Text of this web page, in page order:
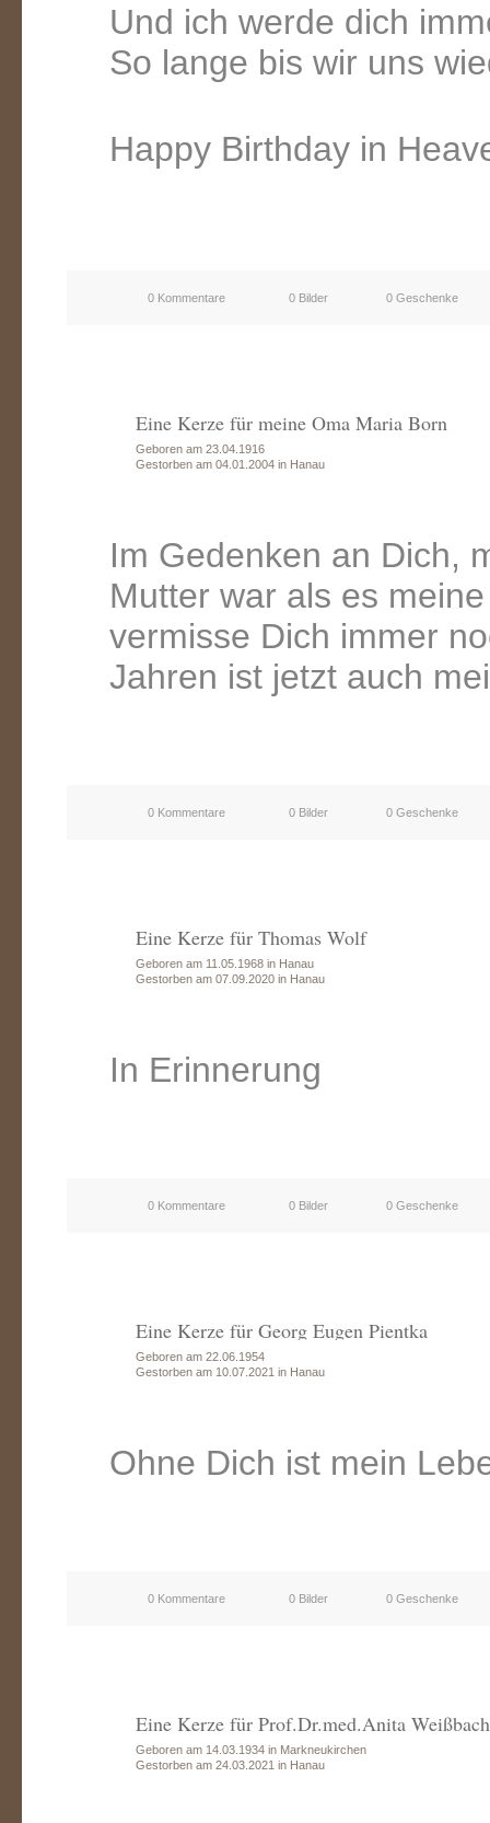
Und ich werde dich
So lange bis wir uns
Happy Birthday in
0 Kommentare 0 Bilder 0 Geschenke
Eine Kerze für meine Oma Maria Born
Geboren am 23.04.1916
Gestorben am 04.01.2004 in Hanau
Im Gedenken an Dich,
Mutter war als es
vermisse Dich immer
Jahren ist jetzt auch
0 Kommentare 0 Bilder 0 Geschenke
Eine Kerze für Thomas Wolf
Geboren am 11.05.1968 in Hanau
Gestorben am 07.09.2020 in Hanau
In Erinnerung
0 Kommentare 0 Bilder 0 Geschenke
Eine Kerze für Georg Eugen Pientka
Geboren am 22.06.1954
Gestorben am 10.07.2021 in Hanau
Ohne Dich ist mein
0 Kommentare 0 Bilder 0 Geschenke
Eine Kerze für Prof.Dr.med.Anita
Geboren am 14.03.1934 in Markneukirchen
Gestorben am 24.03.2021 in Hanau